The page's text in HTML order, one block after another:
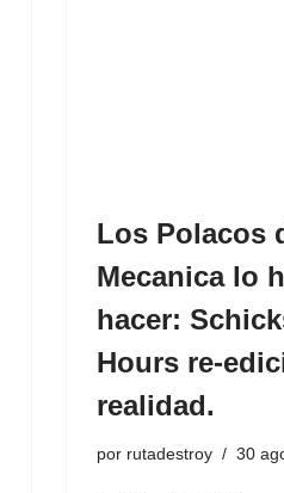
Los Polacos
Mecanica lo
hacer:
Hours re-
realidad.
por rutadestroy 30